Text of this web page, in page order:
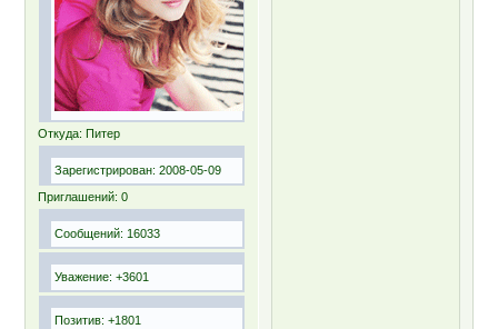
Откуда: Питер
Зарегистрирован: 2008-05-09
Приглашений: 0
Сообщений: 16033
Уважение: +3601
Позитив: +1801